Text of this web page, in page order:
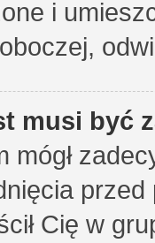
i
musi być
mógł
Cię w